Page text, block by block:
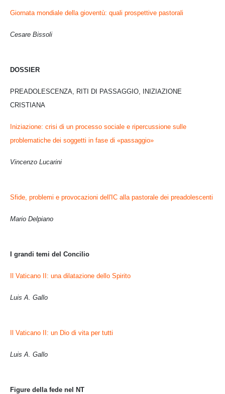
Giornata mondiale della gioventù: quali prospettive pastorali
Cesare Bissoli
DOSSIER
PREADOLESCENZA, RITI DI PASSAGGIO, INIZIAZIONE
CRISTIANA
Iniziazione: crisi di un processo sociale e ripercussione sulle
problematiche dei soggetti in fase di «passaggio»
Vincenzo Lucarini
Sfide, problemi e provocazioni dell'IC alla pastorale dei preadolescenti
Mario Delpiano
I grandi temi del Concilio
Il Vaticano II: una dilatazione dello Spirito
Luis A. Gallo
Il Vaticano II: un Dio di vita per tutti
Luis A. Gallo
Figure della fede nel NT